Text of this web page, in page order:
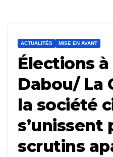
ACTUALITÉS MISE EN AVANT
Élections
Dabou/ La
la société
s’unissent
scrutins